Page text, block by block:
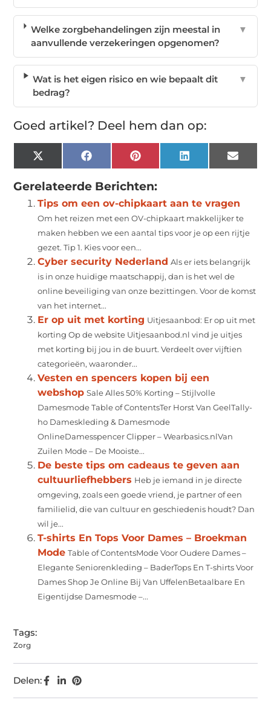
Welke zorgbehandelingen zijn meestal in
aanvullende verzekeringen opgenomen?
▼
Wat is het eigen risico en wie bepaalt dit
bedrag?
▼
Goed artikel? Deel hem dan op:
X
(Twitter)
Facebook Pinterest LinkedIn Email
Gerelateerde Berichten:
Tips om een ov-chipkaart aan te vragen
Om het reizen met een OV-chipkaart makkelijker te
maken hebben we een aantal tips voor je op een rijtje
gezet. Tip 1. Kies voor een...
Cyber security Nederland Als er iets belangrijk
is in onze huidige maatschappij, dan is het wel de
online beveiliging van onze bezittingen. Voor de komst
van het internet...
Er op uit met korting Uitjesaanbod: Er op uit met
korting Op de website Uitjesaanbod.nl vind je uitjes
met korting bij jou in de buurt. Verdeelt over vijftien
categorieën, waaronder...
Vesten en spencers kopen bij een
webshop Sale Alles 50% Korting – Stijlvolle
Damesmode Table of ContentsTer Horst Van GeelTally-
ho Dameskleding & Damesmode
OnlineDamesspencer Clipper – Wearbasics.nlVan
Zuilen Mode – De Mooiste...
De beste tips om cadeaus te geven aan
cultuurliefhebbers Heb je iemand in je directe
omgeving, zoals een goede vriend, je partner of een
familielid, die van cultuur en geschiedenis houdt? Dan
wil je...
T-shirts En Tops Voor Dames – Broekman
Mode Table of ContentsMode Voor Oudere Dames –
Elegante Seniorenkleding – BaderTops En T-shirts Voor
Dames Shop Je Online Bij Van UffelenBetaalbare En
Eigentijdse Damesmode –...
Tags:
Zorg
Delen: